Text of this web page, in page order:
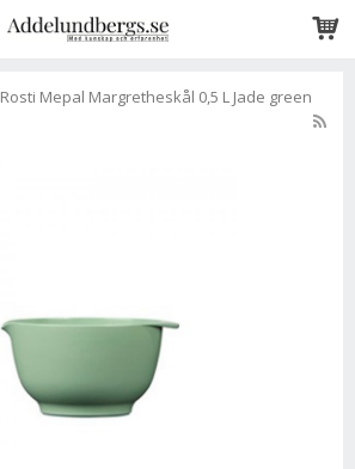
Rosti Mepal Margretheskål 0,5 L Jade green